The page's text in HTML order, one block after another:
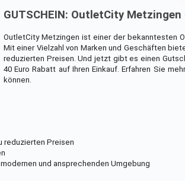
GUTSCHEIN: OutletCity
OutletCity Metzingen ist einer der bekanntesten
Mit einer Vielzahl von Marken und Geschäften
reduzierten Preisen. Und jetzt gibt es einen
40 Euro Rabatt auf Ihren Einkauf. Erfahren Sie
können.
reduzierten Preisen
und ansprechenden Umgebung